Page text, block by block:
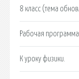
8 класс (тема
Рабочая
К уроку физики.